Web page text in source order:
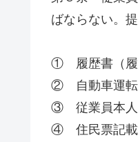
ばならない。
① 履歴書（履
② 自動車運転
③ 従業員本人
④ 住民票記載